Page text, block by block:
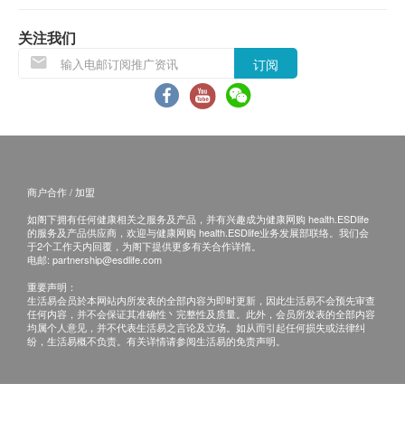
三种不同热水温度可供选择(包括40°C / 70°C /
85°C)
不同水量控制，操作更方便易用
如氯气、异味或难闻气味
第二层: 清除水中的污染物、水传播的生物、细
菌、病毒、铅等重金属有害物质
产品规格:
产品名称: 韩国冷热直饮净水机
型号: WHP-2300
过滤方式: 超滤膜过滤
个月
如商品已到达收货地址而没有人签收，傲威国际有
限公司可再次安排送货服务，但顾客必须支付实际
不排除运送时间会因节日而有所影响。当八号烈风
认。倘若健康网购 Health.ESDlife未能提供任何订
单上的货品，健康网购 Health.ESDlife有权拒绝接
受该订单，并且会于送货前透过电话或电邮通知顾
客再作安排。
退换条款:
当顾客收取已订购之货品时，有责任检查货品是否
退换产品必须包装完整，如退换之产品有任何残缺
关注我们
订阅
商户合作 / 加盟
如阁下拥有任何健康相关之服务及产品，并有兴趣成为健康网购 health.ESDlife
的服务及产品供应商，欢迎与健康网购 health.ESDlife业务发展部联络。我们会
于2个工作天内回覆，为阁下提供更多有关合作详情。
电邮: partnership@esdlife.com
重要声明：
生活易会员於本网站内所发表的全部内容为即时更新，因此生活易不会预先审查
任何内容，并不会保证其准确性丶完整性及质量。此外，会员所发表的全部内容
均属个人意见，并不代表生活易之言论及立场。如从而引起任何损失或法律纠
纷，生活易概不负责。有关详情请参阅生活易的免责声明。